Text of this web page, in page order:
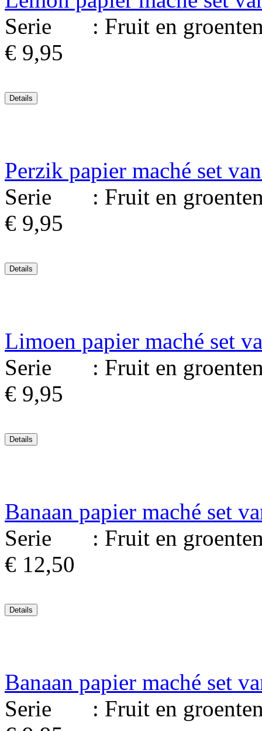
Serie : Fruit en
€ 9,95
Perzik papier maché set
Serie : Fruit en
€ 9,95
Limoen papier maché set
Serie : Fruit en
€ 9,95
Banaan papier maché set
Serie : Fruit en
€ 12,50
Banaan papier maché set
Serie : Fruit en